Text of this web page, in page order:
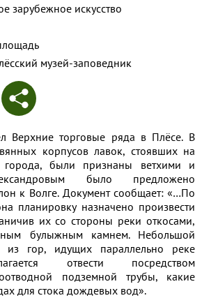
зарубежное искусство
музей-заповедник
Верхние торговые ряда в Плёсе. В
корпусов лавок, стоявших на
были признаны ветхими и
было предложено
к Волге. Документ сообщает: «…По
планировку назначено произвести
их со стороны реки откосами,
булыжным камнем. Небольшой
из гор, идущих параллельно реке
отвести посредством
подземной трубы, какие
для стока дождевых вод».
Применить
Сбросить